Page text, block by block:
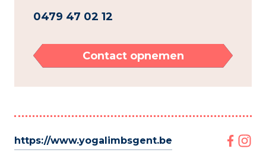
0479 47 02 12
Contact opnemen
https://www.yogalimbsgent.be